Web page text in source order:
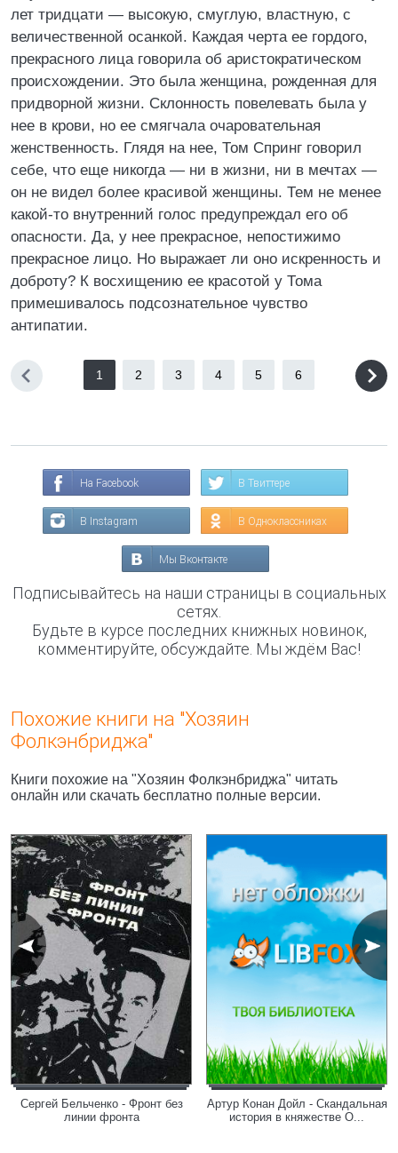
лет тридцати — высокую, смуглую, властную, с
величественной осанкой. Каждая черта ее гордого,
прекрасного лица говорила об аристократическом
происхождении. Это была женщина, рожденная для
придворной жизни. Склонность повелевать была у
нее в крови, но ее смягчала очаровательная
женственность. Глядя на нее, Том Спринг говорил
себе, что еще никогда — ни в жизни, ни в мечтах —
он не видел более красивой женщины. Тем не менее
какой-то внутренний голос предупреждал его об
опасности. Да, у нее прекрасное, непостижимо
прекрасное лицо. Но выражает ли оно искренность и
доброту? К восхищению ее красотой у Тома
примешивалось подсознательное чувство
антипатии.
1 2 3 4 5 6
На Facebook В Твиттере
В Instagram В Одноклассниках
Мы Вконтакте
Подписывайтесь на наши страницы в социальных
сетях.
Будьте в курсе последних книжных новинок,
комментируйте, обсуждайте. Мы ждём Вас!
Похожие книги на "Хозяин
Фолкэнбриджа"
Книги похожие на "Хозяин Фолкэнбриджа" читать
онлайн или скачать бесплатно полные версии.
Сергей Бельченко - Фронт без
линии фронта
Артур Конан Дойл - Скандальная
история в княжестве О...